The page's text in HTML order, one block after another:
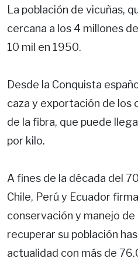
La población de vicuñas,
cercana a los 4 millones
10 mil en 1950.
Desde la Conquista
caza y exportación de los
de la fibra, que puede
por kilo.
A fines de la década del
Chile, Perú y Ecuador
conservación y manejo
recuperar su población
actualidad con más de